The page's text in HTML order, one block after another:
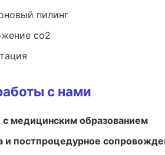
пилинг
co2
с нами
медицинским образованием
и постпроцедурное